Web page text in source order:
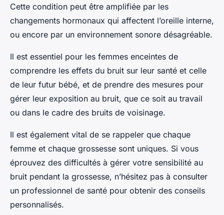
Cette condition peut être amplifiée par les
changements hormonaux qui affectent l’oreille interne,
ou encore par un environnement sonore désagréable.
Il est essentiel pour les femmes enceintes de
comprendre les effets du bruit sur leur santé et celle
de leur futur bébé, et de prendre des mesures pour
gérer leur exposition au bruit, que ce soit au travail
ou dans le cadre des bruits de voisinage.
Il est également vital de se rappeler que chaque
femme et chaque grossesse sont uniques. Si vous
éprouvez des difficultés à gérer votre sensibilité au
bruit pendant la grossesse, n’hésitez pas à consulter
un professionnel de santé pour obtenir des conseils
personnalisés.